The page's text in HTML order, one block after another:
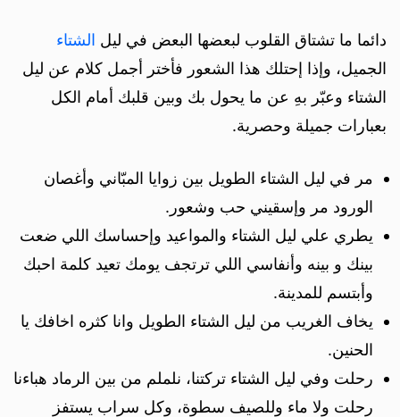
دائما ما تشتاق القلوب لبعضها البعض في ليل الشتاء
الجميل، وإذا إحتلك هذا الشعور فأختر أجمل كلام عن ليل
الشتاء وعبّر بهِ عن ما يحول بك وبين قلبك أمام الكل
بعبارات جميلة وحصرية.
مر في ليل الشتاء الطويل بين زوايا المبّاني وأغصان
الورود مر وإسقيني حب وشعور.
يطري علي ليل الشتاء والمواعيد وإحساسك اللي ضعت
بينك و بينه وأنفاسي اللي ترتجف يومك تعيد كلمة احبك
وأبتسم للمدينة.
يخاف الغريب من ليل الشتاء الطويل وانا كثره اخافك يا
الحنين.
رحلت وفي ليل الشتاء تركتنا، نلملم من بين الرماد هباءنا
رحلت ولا ماء وللصيف سطوة، وكل سراب يستفز